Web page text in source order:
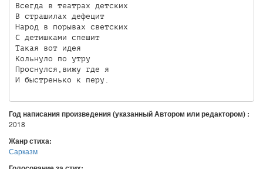
Всегда в театрах детских
В страшилах дефецит
Народ в порывах светских
С детишками спешит
Такая вот идея
Кольнуло по утру
Проснулся,вижу где я
И быстренько к перу.
Год написания произведения (указанный Автором или редактором) :
2018
Жанр стиха:
Сарказм